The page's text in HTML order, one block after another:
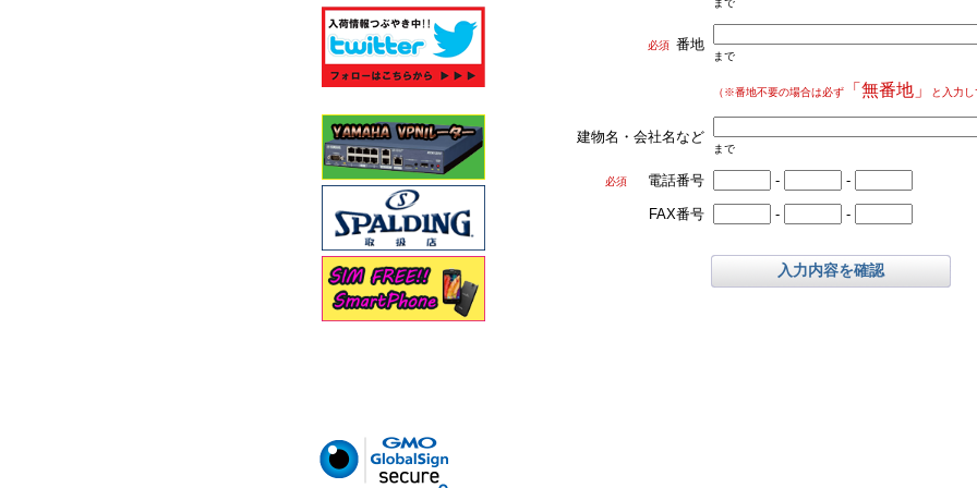
まで
必須 番地
まで
（※番地不要の場合は必ず 「無番地」 と入力し
建物名・会社名など
まで
必須 電話番号 - -
FAX番号 - -